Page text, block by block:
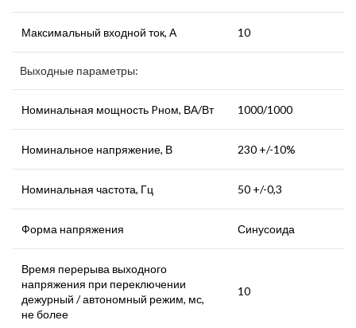
Максимальный входной ток, А 10
Выходные параметры:
Номинальная мощность Pном, ВА/Вт 1000/1000
Номинальное напряжение, В 230 +/-10%
Номинальная частота, Гц 50 +/-0,3
Форма напряжения Синусоида
Время перерыва выходного
напряжения при переключении
дежурный / автономный режим, мс,
не более
10